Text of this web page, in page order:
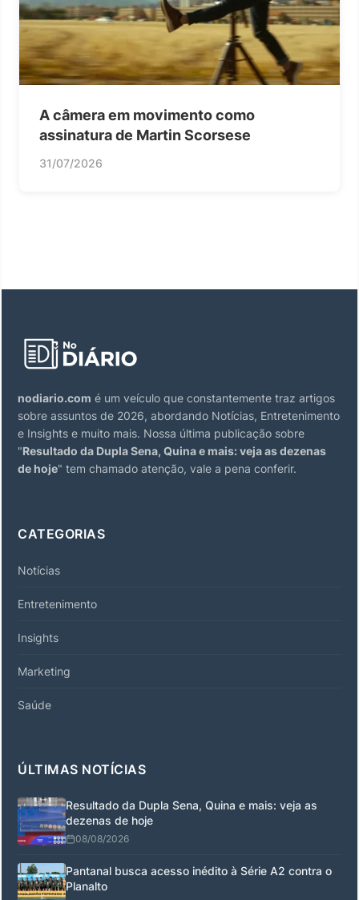
A câmera em movimento como
assinatura de Martin Scorsese
31/07/2026
nodiario.com é um veículo que constantemente traz artigos
sobre assuntos de 2026, abordando Notícias, Entretenimento
e Insights e muito mais. Nossa última publicação sobre
"Resultado da Dupla Sena, Quina e mais: veja as dezenas
de hoje" tem chamado atenção, vale a pena conferir.
CATEGORIAS
Notícias
Entretenimento
Insights
Marketing
Saúde
ÚLTIMAS NOTÍCIAS
Resultado da Dupla Sena, Quina e mais: veja as
dezenas de hoje
08/08/2026
Pantanal busca acesso inédito à Série A2 contra o
Planalto